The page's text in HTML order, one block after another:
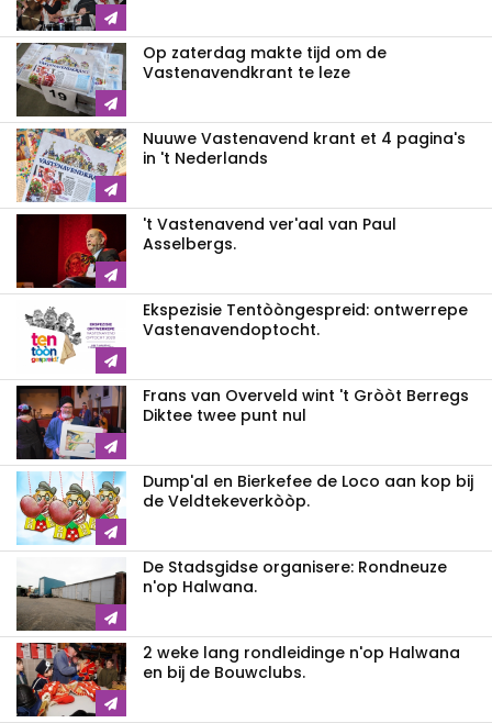
Op zaterdag makte tijd om de
Vastenavendkrant te leze
Nuuwe Vastenavend krant et 4 pagina's
in 't Nederlands
't Vastenavend ver'aal van Paul
Asselbergs.
Ekspezisie Tentòòngespreid: ontwerrepe
Vastenavendoptocht.
Frans van Overveld wint 't Gròòt Berregs
Diktee twee punt nul
Dump'al en Bierkefee de Loco aan kop bij
de Veldtekeverkòòp.
De Stadsgidse organisere: Rondneuze
n'op Halwana.
2 weke lang rondleidinge n'op Halwana
en bij de Bouwclubs.